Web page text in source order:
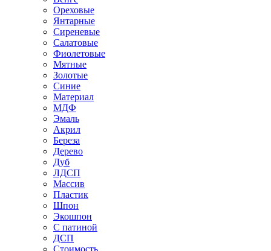
Ореховые
Янтарные
Сиреневые
Салатовые
Фиолетовые
Мятные
Золотые
Синие
Материал
МДФ
Эмаль
Акрил
Береза
Дерево
Дуб
ЛДСП
Массив
Пластик
Шпон
Экошпон
С патиной
ДСП
Стоимость